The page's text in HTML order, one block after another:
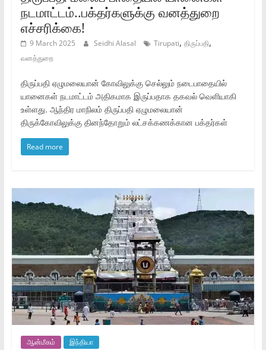
நடமாட்டம்..பக்தர்களுக்கு வனத்துறை
எச்சரிக்கை!
9 March 2025 Seidhi Alasal Tirupati, திருப்பதி,
வனத்துறை
திருப்பதி ஏழுமலையான் கோவிலுக்கு செல்லும் நடைபாதையில்
யானைகள் நடமாட்டம் அதிகமாக இருப்பதாக தகவல் வெளியாகி
உள்ளது. ஆந்திர மாநிலம் திருப்பதி ஏழுமலையான்
திருக்கோவிலுக்கு தினந்தோறும் லட்சக்கணக்கான பக்தர்கள்
Read more
ஆன்மீகம் இந்தியா